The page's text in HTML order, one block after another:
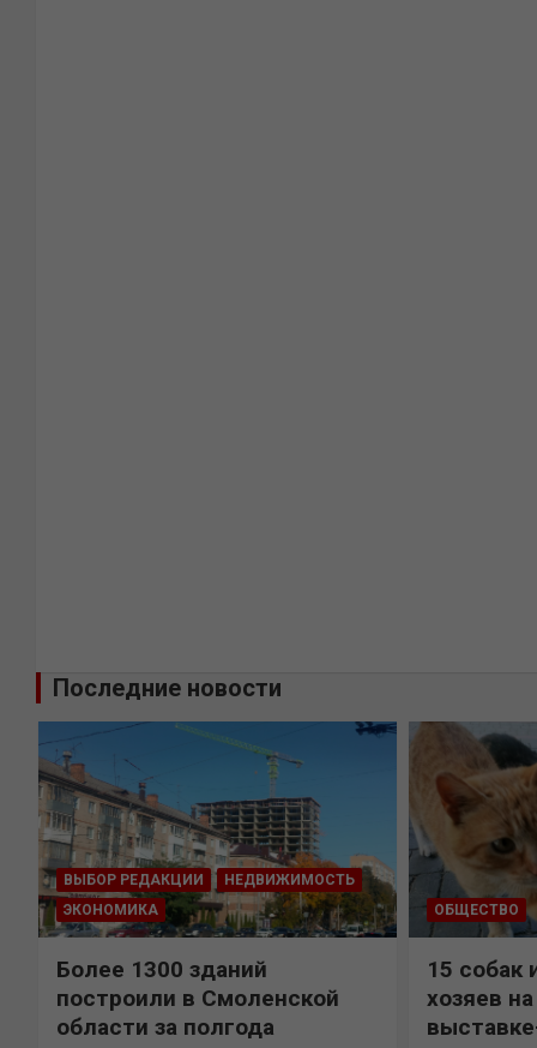
Последние новости
ВЫБОР РЕДАКЦИИ
НЕДВИЖИМОСТЬ
ЭКОНОМИКА
Более 1300 зданий
построили в Смоленской
области за полгода
ОБЩЕСТВО
15 собак
хозяев